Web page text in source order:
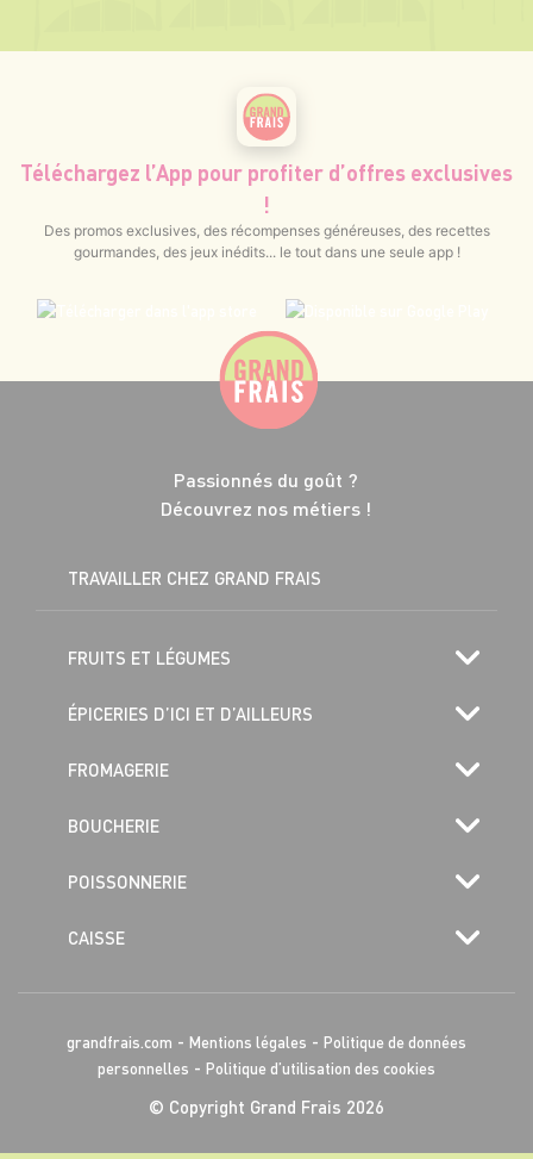
Téléchargez l’App pour profiter d’offres exclusives
!
Des promos exclusives, des récompenses généreuses, des recettes
gourmandes, des jeux inédits... le tout dans une seule app !
Passionnés du goût ?
Découvrez nos métiers !
TRAVAILLER CHEZ GRAND FRAIS
FRUITS ET LÉGUMES
ÉPICERIES D’ICI ET D’AILLEURS
FROMAGERIE
BOUCHERIE
POISSONNERIE
CAISSE
grandfrais.com - Mentions légales - Politique de données
personnelles - Politique d’utilisation des cookies
© Copyright Grand Frais 2026